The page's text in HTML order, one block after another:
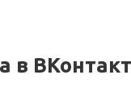
в